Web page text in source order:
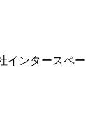
インタースペー